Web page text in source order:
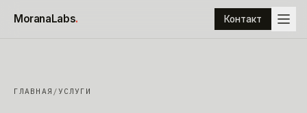
MoranaLabs. Контакт
ГЛАВНАЯ /УСЛУГИ